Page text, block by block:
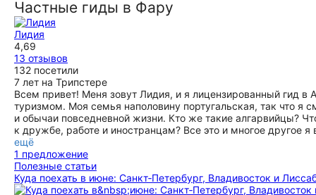
самостоятельно можно обойти за полчаса, но если Вы
любите не просто гулять, а узнавать что-то особенное о
месте, то рекомендую эту экскурсию. Лидия познакомила
нас с городом, показала, как живут местные и
порекомендовала, что ещё можно посетить. С ней мы
попробовали национальные сладости и интересно провели
время. Организация экскурсии была очень простой:
представители на сайте отвечают быстро, у нас был
контакт экскурсовода и мы могли связаться друг с другом
в любое время.
ещё
Частные гиды в Фару
Лидия
4,69
13 отзывов
132 посетили
7 лет на Трипстере
Всем привет! Меня зовут Лидия, и я лицензированный гид в
туризмом. Моя семья наполовину португальская, так что я
и обычаи повседневной жизни. Кто же такие алгарвийцы?
к дружбе, работе и иностранцам? Все это и многое другое
ещё
1 предложение
Полезные статьи
Куда поехать в июне: Санкт‑Петербург, Владивосток и